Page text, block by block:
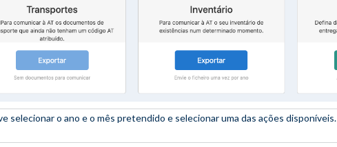
selecionar o ano e o mês pretendido e selecionar uma das ações disponíveis.